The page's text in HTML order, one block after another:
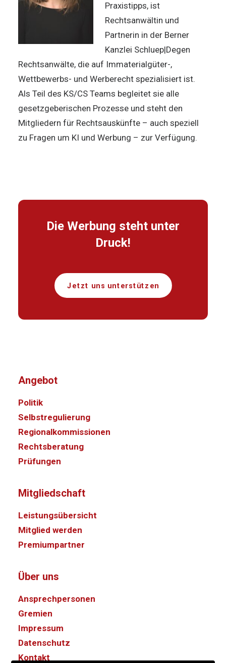
Praxistipps, ist
Rechtsanwältin und
Partnerin in der Berner
Kanzlei Schluep|Degen
Rechtsanwälte, die auf Immaterialgüter-,
Wettbewerbs- und Werberecht spezialisiert ist.
Als Teil des KS/CS Teams begleitet sie alle
gesetzgeberischen Prozesse und steht den
Mitgliedern für Rechtsauskünfte – auch speziell
zu Fragen um KI und Werbung – zur Verfügung.
Die Werbung steht unter
Druck!
Jetzt uns unterstützen
Angebot
Politik
Selbstregulierung
Regionalkommissionen
Rechtsberatung
Prüfungen
Mitgliedschaft
Leistungsübersicht
Mitglied werden
Premiumpartner
Über uns
Ansprechpersonen
Gremien
Impressum
Datenschutz
Kontakt